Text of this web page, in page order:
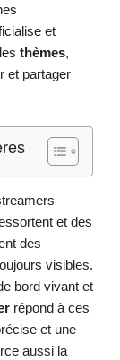
et
thèmes,
et partager
et des
des
visibles.
bord vivant et
répond à ces
et une
aussi la